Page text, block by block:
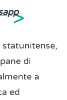
>
statunitense,
di
a
ed